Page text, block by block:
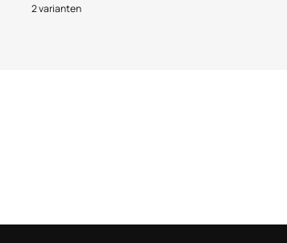
2 varianten